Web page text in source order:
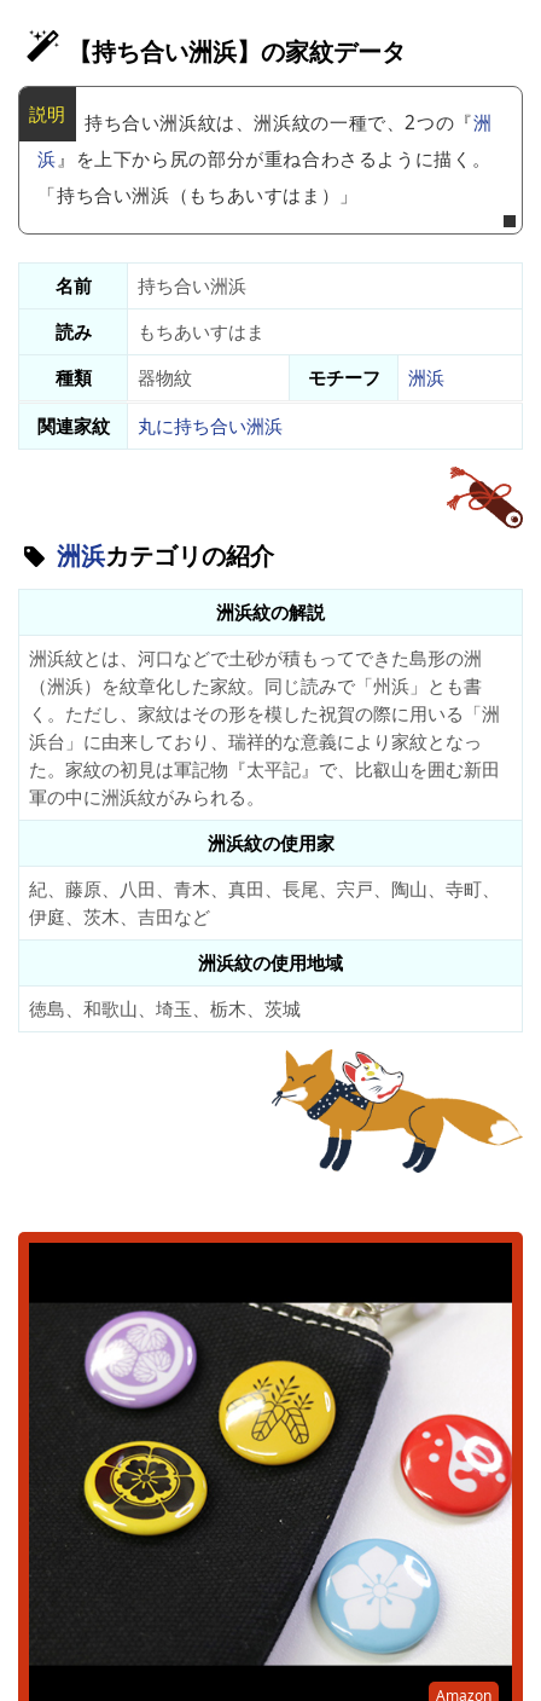
【持ち合い洲浜】の家紋データ
持ち合い洲浜紋は、洲浜紋の一種で、2つの『洲
浜』を上下から尻の部分が重ね合わさるように描く。
「持ち合い洲浜（もちあいすはま）」
名前
持ち合い洲浜
読み
もちあいすはま
種類
器物紋 モチーフ
洲浜
関連家紋
丸に持ち合い洲浜
洲浜カテゴリの紹介
洲浜紋の解説
洲浜紋とは、河口などで土砂が積もってできた島形の洲
（洲浜）を紋章化した家紋。同じ読みで「州浜」とも書
く。ただし、家紋はその形を模した祝賀の際に用いる「洲
浜台」に由来しており、瑞祥的な意義により家紋となっ
た。家紋の初見は軍記物『太平記』で、比叡山を囲む新田
軍の中に洲浜紋がみられる。
洲浜紋の使用家
紀、藤原、八田、青木、真田、長尾、宍戸、陶山、寺町、
伊庭、茨木、吉田など
洲浜紋の使用地域
徳島、和歌山、埼玉、栃木、茨城
Amazon